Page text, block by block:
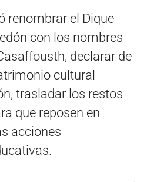
renombrar el Dique
con los nombres
declarar de
cultural
trasladar los restos
que reposen en
acciones